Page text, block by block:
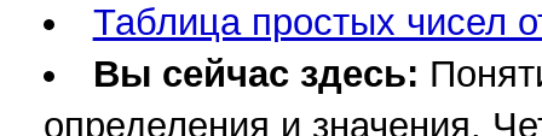
Таблица простых чисел
Вы сейчас здесь:
определения и значения.